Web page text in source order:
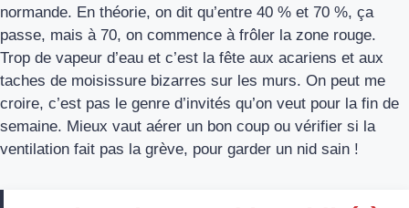
normande. En théorie, on dit qu’entre 40 % et 70 %, ça
passe, mais à 70, on commence à frôler la zone rouge.
Trop de vapeur d’eau et c’est la fête aux acariens et aux
taches de moisissure bizarres sur les murs. On peut me
croire, c’est pas le genre d’invités qu’on veut pour la fin de
semaine. Mieux vaut aérer un bon coup ou vérifier si la
ventilation fait pas la grève, pour garder un nid sain !